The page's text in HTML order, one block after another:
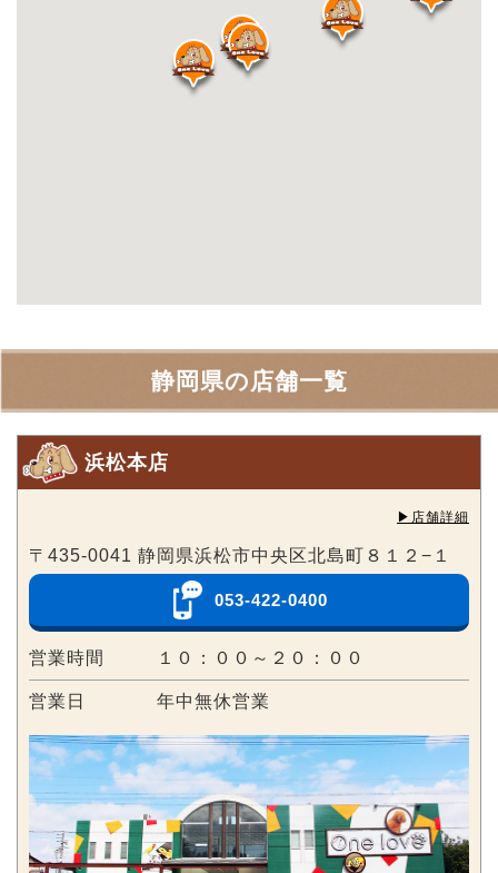
静岡県の店舗一覧
浜松本店
▶︎店舗詳細
〒435-0041 静岡県浜松市中央区北島町８１２−１
053-422-0400
営業時間 １０：００～２０：００
営業日 年中無休営業